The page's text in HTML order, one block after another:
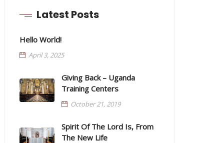
Latest Posts
Hello World!
April 3, 2025
Giving Back – Uganda
Training Centers
October 21, 2019
Spirit Of The Lord Is, From
The New Life